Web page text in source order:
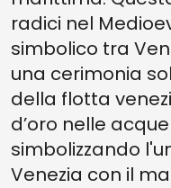
radici nel
simbolico tra
una cerimonia
della flotta
d’oro nelle
simbolizzando
Venezia con il